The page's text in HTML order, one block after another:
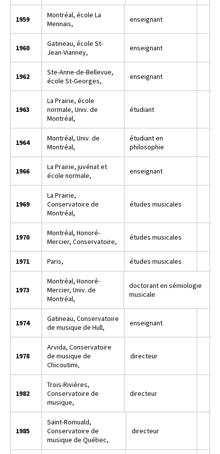
1959
Montréal, école La
Mennais,
enseignant
1960
Gatineau, école St-
Jean-Vianney,
enseignant
1962
Ste-Anne-de-Bellevue,
école St-Georges,
enseignant
1963
La Prairie, école
normale, Univ. de
Montréal,
étudiant
1964
Montréal, Univ. de
Montréal,
étudiant en
philosophie
1966
La Prairie, juvénat et
école normale,
enseignant
1969
La Prairie,
Conservatoire de
Montréal,
études musicales
1970
Montréal, Honoré-
Mercier, Conservatoire,
études musicales
1971 Paris, études musicales
1973
Montréal, Honoré-
Mercier, Univ. de
Montréal,
doctorant en sémiologie
musicale
1974
Gatineau, Conservatoire
de musique de Hull,
enseignant
1978
Arvida, Conservatoire
de musique de
Chicoutimi,
directeur
1982
Trois-Rivières,
Conservatoire de
musique,
directeur
1985
Saint-Romuald,
Conservatoire de
musique de Québec,
directeur